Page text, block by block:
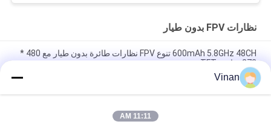
نظارات FPV بدون طيار
600mAh 5.8GHz 48CH تنوع FPV نظارات طائرة بدون طيار مع 480 *
272 شاشة TFT
نظارات 48 Channesl
Vinan
11:11 AM